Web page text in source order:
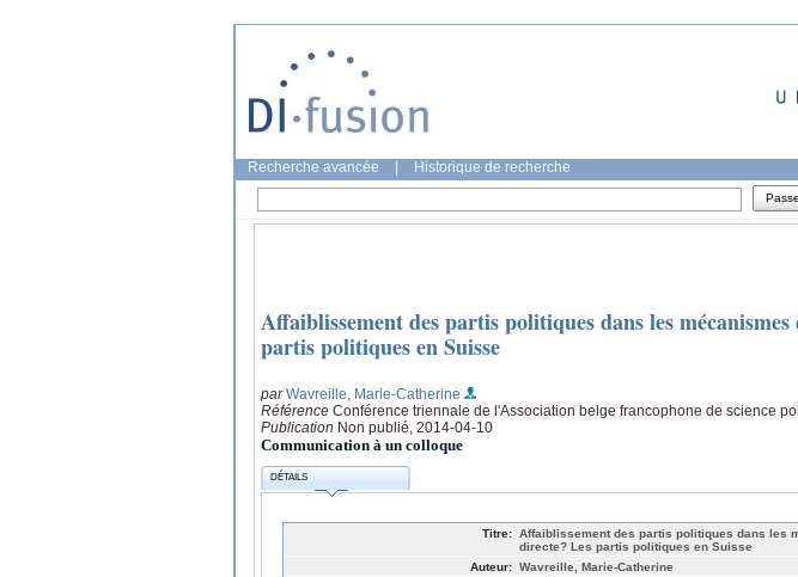
Recherche avancée Historique de recherche
Affaiblissement des partis politiques dans les
partis politiques en Suisse
parWavreille, Marie-Catherine
Référence Conférence triennale de l'Association belge francophone de science
Publication Non publié, 2014-04-10
Communication à un colloque
DÉTAILS
Titre: Affaiblissement des partis politiques dans les
directe? Les partis politiques en Suisse
Auteur: Wavreille, Marie-Catherine